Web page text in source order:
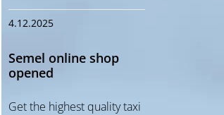
4.12.2025
Semel online shop
opened
Get the highest quality taxi